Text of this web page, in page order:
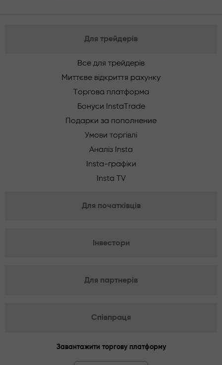
Для трейдерів
Все для трейдерів
Миттєве відкриття рахунку
Торгова платформа
Бонуси InstaTrade
Подарки за пополнение
Умови торгівлі
Аналіз Insta
Insta-графіки
Insta TV
Для початківців
Інвестори
Для партнерів
Співпраця
Завантажити торгову платформу